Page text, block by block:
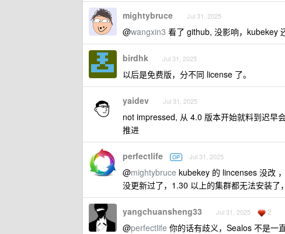
mightybruce Jul 31, 2025
@wangxin3 看了 github, 没影响，kubekey
birdhk Jul 31, 2025
以后是免费版，分不同 license 了。
yaidev Jul 31, 2025
not impressed, 从 4.0 版本开始就料到迟早
推进
perfectlife OP Jul 31, 2025
@mightybruce kubekey 的 lincenses 没改
没更新过了，1.30 以上的集群都无法安装了
yangchuansheng33 Jul 31, 2025 2
@perfectlife 你的话有歧义，Sealos 不是一